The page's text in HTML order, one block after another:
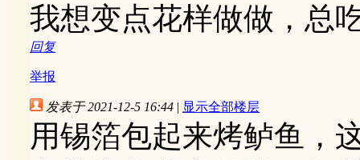
我想变点花样做做，总
回复
举报
发表于 2021-12-5 16:44 | 显示全部楼层
用锡箔包起来烤鲈鱼，